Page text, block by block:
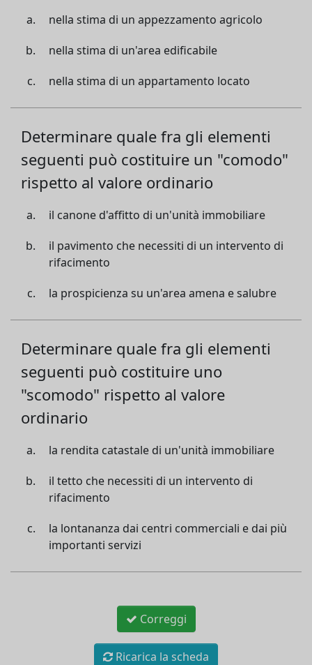
nella stima di un appezzamento agricolo
nella stima di un'area edificabile
nella stima di un appartamento locato
Determinare quale fra gli elementi
seguenti può costituire un "comodo"
rispetto al valore ordinario
il canone d'affitto di un'unità immobiliare
il pavimento che necessiti di un intervento di
rifacimento
la prospicienza su un'area amena e salubre
Determinare quale fra gli elementi
seguenti può costituire uno
"scomodo" rispetto al valore
ordinario
la rendita catastale di un'unità immobiliare
il tetto che necessiti di un intervento di
rifacimento
la lontananza dai centri commerciali e dai più
importanti servizi
Correggi
Ricarica la scheda